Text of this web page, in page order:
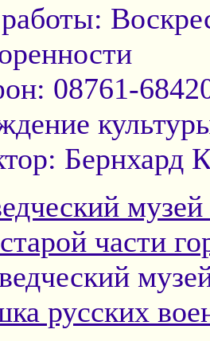
08761-
Бернхард
части
русских